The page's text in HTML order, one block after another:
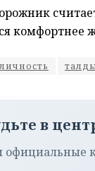
комфортнее
личность
в